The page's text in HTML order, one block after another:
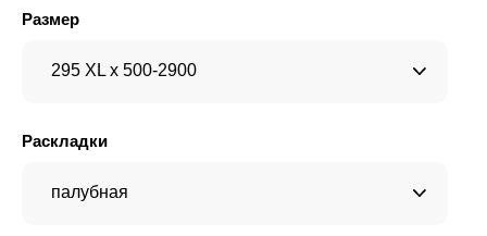
Размер
295 XL x 500-2900
Раскладки
палубная